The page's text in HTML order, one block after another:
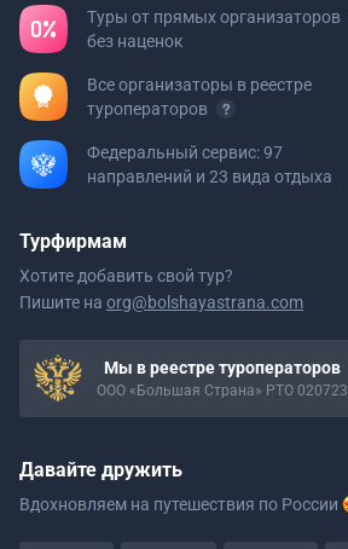
Туры от прямых организаторов
без наценок
Все организаторы в реестре
туроператоров
Федеральный сервис: 97
направлений и 23 вида отдыха
Турфирмам
Хотите добавить свой тур?
Пишите на org@bolshayastrana.com
Мы в реестре туроператоров
ООО «Большая Страна» РТО 020723
Давайте дружить
Вдохновляем на путешествия по России